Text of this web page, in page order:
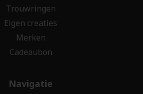
Trouwringen
Eigen creaties
Merken
Cadeaubon
Navigatie